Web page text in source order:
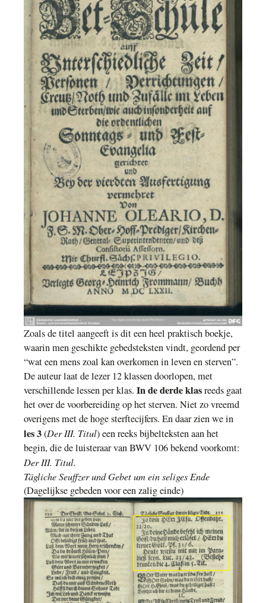
Zoals de titel aangeeftis diteen heel praktisch boekje,
waarin men geschikte gebedsteksten vindt, geordend per
“wat een mens zoal kan overkomen in leven en sterven”.
De auteur laat de lezer 12 klassen doorlopen, met
verschillende lessen per klas. In de derde klasreeds gaat
het over de voorbereiding op het sterven. Niet zo vreemd
overigens met de hoge sterftecijfers. En daar zien we in
les 3(Der III. Titul) een reeks bijbelteksten aan het
begin, die de luisteraar van BWV 106 bekend voorkomt:
Der III. Titul.
Tägliche Seuffzer und Gebet um ein seliges Ende
(Dagelijkse gebeden voor een zalig einde)